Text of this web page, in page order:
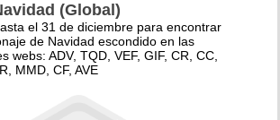
(Global)
el 31 de diciembre para encontrar
de Navidad escondido en las
webs: ADV, TQD, VEF, GIF, CR, CC,
MMD, CF, AVE